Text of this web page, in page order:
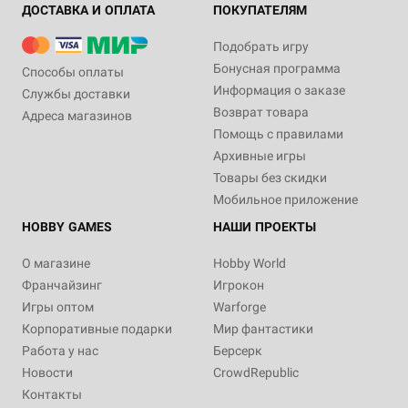
1-5
Цена скоро будет
1-4 60 10+
3 090 ₽
Купить
1-4
14 990 ₽
ДОСТАВКА И ОПЛАТА
Способы оплаты
Службы доставки
Адреса магазинов
ПОКУПАТЕЛЯМ
Подобрать игру
Бонусная программа
Информация о заказе
Возврат товара
Помощь с правилами
Архивные игры
Товары без скидки
Мобильное приложение
HOBBY GAMES
О магазине
Франчайзинг
Игры оптом
Корпоративные подарки
Работа у нас
Новости
Контакты
НАШИ ПРОЕКТЫ
Hobby World
Игрокон
Warforge
Мир фантастики
Берсерк
CrowdRepublic